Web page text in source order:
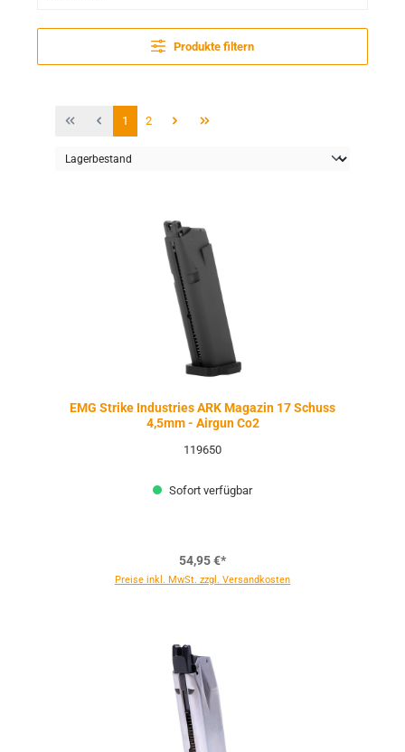
Produkte filtern
Seite
1 Seite
2
EMG Strike Industries ARK Magazin 17 Schuss
4,5mm - Airgun Co2
119650
Sofort verfügbar
54,95 €*
Preise inkl. MwSt. zzgl. Versandkosten